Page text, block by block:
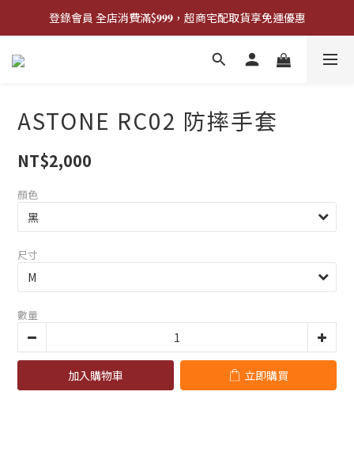
登錄會員 全店消費滿$𝟗𝟗𝟗，超商宅配取貨享免運優惠
登錄會員 全店消費滿$𝟗𝟗𝟗，超商宅配取貨享免運優惠
歡迎來門市試戴尺寸
登錄會員 全店消費滿$𝟗𝟗𝟗，超商宅配取貨享免運優惠
ASTONE RC02 防摔手套
NT$2,000
顏色
尺寸
數量
加入購物車 立即購買